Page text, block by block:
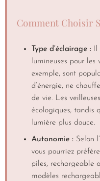
Comment Choisir
Type d’éclairage : Il
lumineuses pour
exemple, sont
d’énergie, ne
de vie. Les
écologiques, tandis
lumière plus douce.
Autonomie : Selon
vous pourriez
piles, rechargeable
modèles